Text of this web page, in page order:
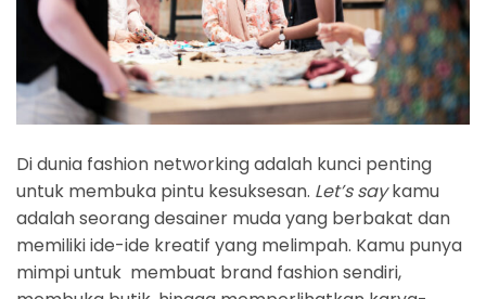
Di dunia fashion networking adalah kunci penting
untuk membuka pintu kesuksesan. Let’s saykamu
adalah seorang desainer muda yang berbakat dan
memiliki ide-ide kreatif yang melimpah. Kamu punya
mimpi untuk membuat brand fashion sendiri,